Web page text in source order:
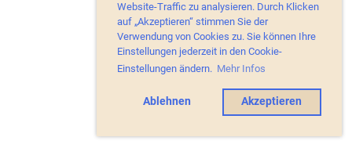
Website-Traffic zu analysieren. Durch Klicken
auf „Akzeptieren“ stimmen Sie der
Verwendung von Cookies zu. Sie können Ihre
Einstellungen jederzeit in den Cookie-
Einstellungen ändern. Mehr Infos
Ablehnen Akzeptieren